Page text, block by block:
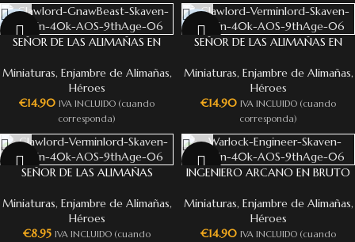
NEW
SEÑOR DE LAS ALIMAÑAS EN
Miniaturas, Enjambre de Alimañas,
Héroes
€14.90 IVA INCLUIDO (cuando
corresponda)
NEW
SEÑOR DE LAS ALIMAÑAS EN
Miniaturas, Enjambre de Alimañas,
Héroes
€14.90 IVA INCLUIDO (cuando
corresponda)
SEÑOR DE LAS ALIMAÑAS
Miniaturas, Enjambre de Alimañas,
Héroes
€8.95 IVA INCLUIDO (cuando
INGENIERO ARCANO EN BRUTO
Miniaturas, Enjambre de Alimañas,
Héroes
€14.90 IVA INCLUIDO (cuando